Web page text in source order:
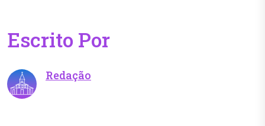
Escrito Por
Redação